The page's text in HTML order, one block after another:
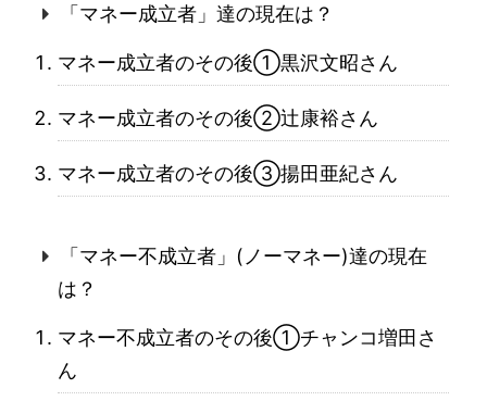
「マネー成立者」達の現在は？
マネー成立者のその後①黒沢文昭さん
マネー成立者のその後②辻康裕さん
マネー成立者のその後③揚田亜紀さん
「マネー不成立者」(ノーマネー)達の現在
は？
マネー不成立者のその後①チャンコ増田さ
ん